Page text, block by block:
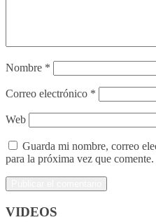
Nombre *
Correo electrónico *
Web
Guarda mi nombre, correo
para la próxima vez que comente.
VIDEOS